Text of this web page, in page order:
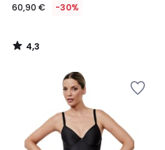
60,90 € -30%
4,3
/